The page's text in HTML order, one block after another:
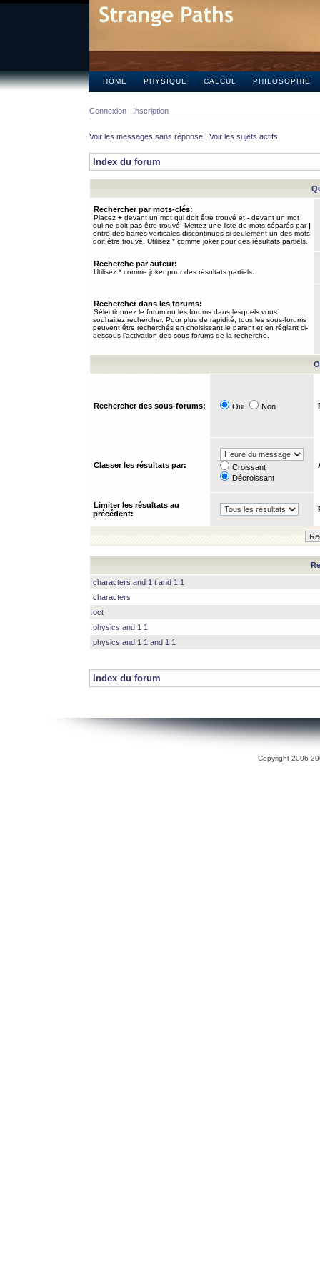
HOME PHYSIQUE CALCUL PHILOSOPHIE
Connexion Inscription
Voir les messages sans réponse | Voir les sujets actifs
Index du forum
Rechercher par mots-clés:
Placez + devant un mot qui doit être trouvé et - devant un mot
qui ne doit pas être trouvé. Mettez une liste de mots séparés par|
entre des barres verticales discontinues si seulement un des mots
doit être trouvé. Utilisez * comme joker pour des résultats partiels.
Recherche par auteur:
Utilisez * comme joker pour des résultats partiels.
Rechercher dans les forums:
Sélectionnez le forum ou les forums dans lesquels vous
souhaitez rechercher. Pour plus de rapidité, tous les sous-forums
peuvent être recherchés en choisissant le parent et en réglant ci-
dessous l’activation des sous-forums de la recherche.
Rechercher des sous-forums: Oui Non
Classer les résultats par:
Croissant
Décroissant
Limiter les résultats au
précédent:
characters and 1 t and 1 1
characters
oct
physics and 1 1
physics and 1 1 and 1 1
Index du forum
Copyright 2006-